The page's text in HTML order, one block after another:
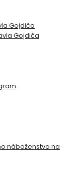
Gojdiča
Gojdiča
náboženstva na